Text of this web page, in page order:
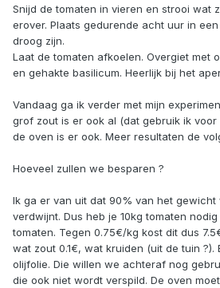
Snijd de tomaten in vieren en strooi wat
erover. Plaats gedurende acht uur in
droog zijn.
Laat de tomaten afkoelen. Overgiet met
en gehakte basilicum. Heerlijk bij het
Vandaag ga ik verder met mijn
grof zout is er ook al (dat gebruik ik
de oven is er ook. Meer resultaten de
Hoeveel zullen we besparen ?
Ik ga er van uit dat 90% van het gewicht
verdwijnt. Dus heb je 10kg tomaten
tomaten. Tegen 0.75€/kg kost dit dus
wat zout 0.1€, wat kruiden (uit de tuin ?).
olijfolie. Die willen we achteraf nog
die ook niet wordt verspild. De oven